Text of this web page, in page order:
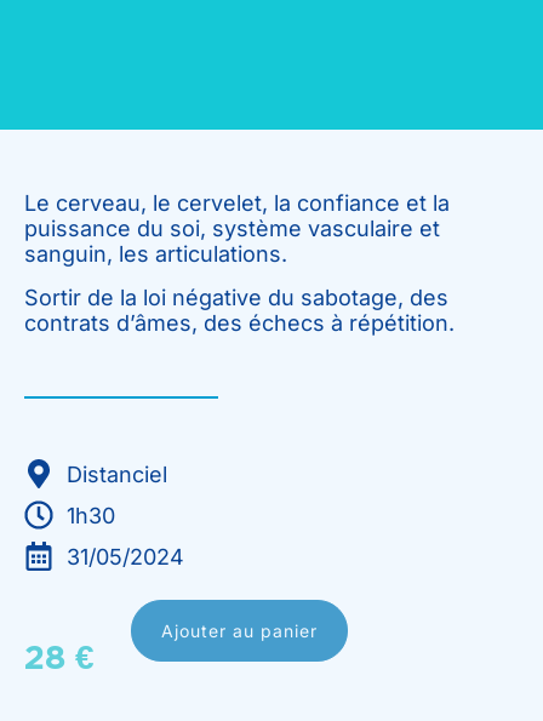
Le cerveau, le cervelet, la confiance et la
puissance du soi, système vasculaire et
sanguin, les articulations.
Sortir de la loi négative du sabotage, des
contrats d’âmes, des échecs à répétition.
Distanciel
1h30
31/05/2024
28 €
Ajouter au panier